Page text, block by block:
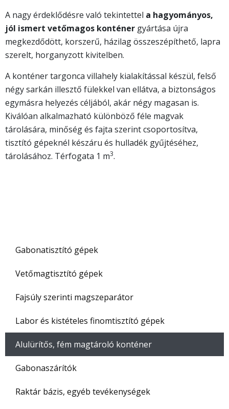
Gabonatisztító gépek
Vetőmagtisztító gépek
Fajsúly szerinti magszeparátor
Labor és kistételes finomtisztító gépek
Alulürítős, fém magtároló konténer
Gabonaszárítók
Raktár bázis, egyéb tevékenységek
A nagy érdeklődésre való tekintettel a hagyományos,
jól ismert vetőmagos konténer gyártása újra
megkezdődött, korszerű, házilag összeszépíthető, lapra
szerelt, horganyzott kivitelben.
A konténer targonca villahely kialakítással készül, felső
négy sarkán illesztő fülekkel van ellátva, a biztonságos
egymásra helyezés céljából, akár négy magasan is.
Kiválóan alkalmazható különböző féle magvak
tárolására, minőség és fajta szerint csoportosítva,
tisztító gépeknél készáru és hulladék gyűjtéséhez,
tárolásához. Térfogata 1 m3.